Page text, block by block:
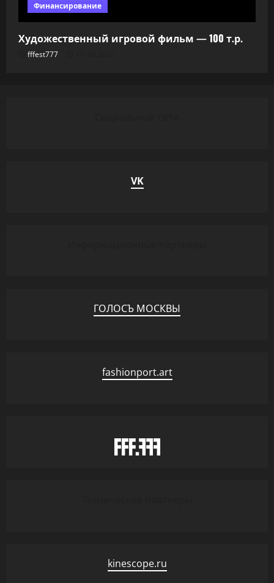
Финансирование
Художественный игровой фильм — 100 т.р.
fffest777
VK
ГОЛОСЪ МОСКВЫ
fashionport.art
kinescope.ru